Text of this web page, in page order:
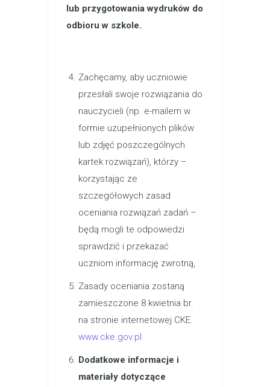
lub przygotowania wydruków do
odbioru w szkole.
Zachęcamy, aby uczniowie
przesłali swoje rozwiązania do
nauczycieli (np. e-mailem w
formie uzupełnionych plików
lub zdjęć poszczególnych
kartek rozwiązań), którzy –
korzystając ze
szczegółowych zasad
oceniania rozwiązań zadań –
będą mogli te odpowiedzi
sprawdzić i przekazać
uczniom informację zwrotną,
Zasady oceniania zostaną
zamieszczone 8 kwietnia br.
na stronie internetowej CKE.
www.cke.gov.pl
Dodatkowe informacje i
materiały dotyczące